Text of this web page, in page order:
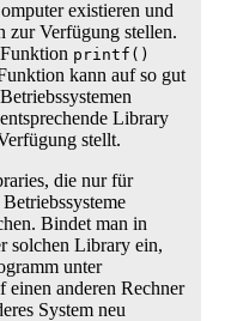
existieren und
zur Verfügung stellen.
printf()
kann auf so gut
Library
stellt.
die nur für
Bindet man in
solchen Library ein,
unter
einen anderen Rechner
System neu